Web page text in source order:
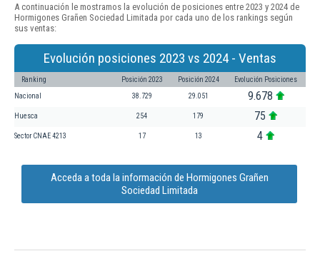
A continuación le mostramos la evolución de posiciones entre 2023 y 2024 de
Hormigones Grañen Sociedad Limitada por cada uno de los rankings según
sus ventas:
Evolución posiciones 2023 vs 2024 - Ventas
Ranking Posición 2023 Posición 2024 Evolución Posiciones
Nacional 38.729 29.051 9.678
Huesca 254 179 75
Sector CNAE 4213 17 13 4
Acceda a toda la información de Hormigones Grañen
Sociedad Limitada